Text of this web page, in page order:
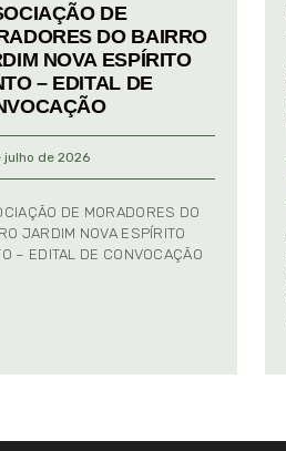
DE
DO BAIRRO
NOVA ESPÍRITO
– EDITAL DE
julho de 2026
DE MORADORES DO
JARDIM NOVA ESPÍRITO
– EDITAL DE CONVOCAÇÃO